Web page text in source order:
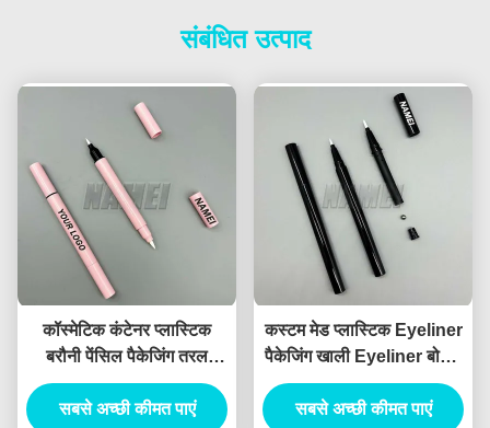
संबंधित उत्पाद
कॉस्मेटिक कंटेनर प्लास्टिक
बरौनी पेंसिल पैकेजिंग तरल
Eyeliner पेंसिल कंटेनर
सबसे अच्छी कीमत पाएं
कस्टम मेड प्लास्टिक Eyeliner
पैकेजिंग खाली Eyeliner बोतल
निजी लोगो खाली Eyeliner
पेंसिल
सबसे अच्छी कीमत पाएं